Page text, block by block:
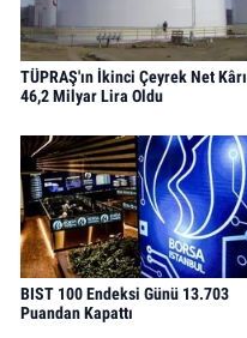
TÜPRAŞ'ın İkinci Çeyrek Net Kârı
46,2 Milyar Lira Oldu
BIST 100 Endeksi Günü 13.703
Puandan Kapattı